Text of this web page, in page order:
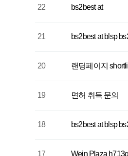
22 bs2best at
21 bs2best at blsp
20 랜딩페이지
19 면허 취득 문의
18 bs2best at blsp
17 Wein Plaza